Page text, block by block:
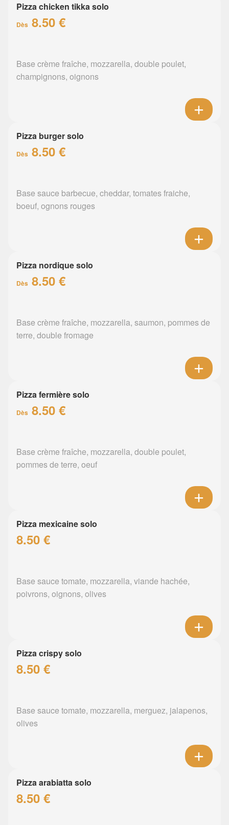
Pizza chicken tikka solo
Dès 8.50 €
Base crème fraîche, mozzarella, double poulet,
champignons, oignons
Pizza burger solo
Dès 8.50 €
Base sauce barbecue, cheddar, tomates fraiche,
boeuf, ognons rouges
Pizza nordique solo
Dès 8.50 €
Base crème fraîche, mozzarella, saumon, pommes de
terre, double fromage
Pizza fermière solo
Dès 8.50 €
Base crème fraîche, mozzarella, double poulet,
pommes de terre, oeuf
Pizza mexicaine solo
8.50 €
Base sauce tomate, mozzarella, viande hachée,
poivrons, oignons, olives
Pizza crispy solo
8.50 €
Base sauce tomate, mozzarella, merguez, jalapenos,
olives
Pizza arabiatta solo
8.50 €